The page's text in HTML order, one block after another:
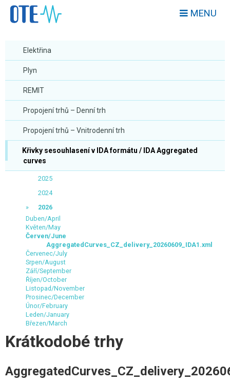
MENU
Elektřina
Plyn
REMIT
Propojení trhů – Denní trh
Propojení trhů – Vnitrodenní trh
Křivky sesouhlasení v IDA formátu / IDA Aggregated
curves
2025
2024
2026
Duben/April
Květen/May
Červen/June
AggregatedCurves_CZ_delivery_20260609_IDA1.xml
Červenec/July
Srpen/August
Září/September
Říjen/October
Listopad/November
Prosinec/December
Únor/February
Leden/January
Březen/March
Krátkodobé trhy